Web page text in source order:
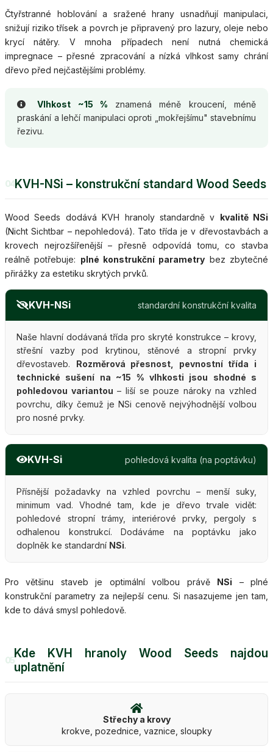
Čtyřstranné hoblování a sražené hrany usnadňují manipulaci,
snižují riziko třísek a povrch je připravený pro lazury, oleje nebo
krycí nátěry. V mnoha případech není nutná chemická
impregnace – přesné zpracování a nízká vlhkost samy chrání
dřevo před nejčastějšími problémy.
Vlhkost ~15 % znamená méně kroucení, méně
praskání a lehčí manipulaci oproti „mokřejšímu" stavebnímu
řezivu.
04KVH-NSi – konstrukční standard Wood Seeds
Wood Seeds dodává KVH hranoly standardně v kvalitě NSi
(Nicht Sichtbar – nepohledová). Tato třída je v dřevostavbách a
krovech nejrozšířenější – přesně odpovídá tomu, co stavba
reálně potřebuje: plné konstrukční parametry bez zbytečné
přirážky za estetiku skrytých prvků.
KVH-NSi standardní konstrukční kvalita
Naše hlavní dodávaná třída pro skryté konstrukce – krovy,
střešní vazby pod krytinou, stěnové a stropní prvky
dřevostaveb. Rozměrová přesnost, pevnostní třída i
technické sušení na ~15 % vlhkosti jsou shodné s
pohledovou variantou – liší se pouze nároky na vzhled
povrchu, díky čemuž je NSi cenově nejvýhodnější volbou
pro nosné prvky.
KVH-Si pohledová kvalita (na poptávku)
Přísnější požadavky na vzhled povrchu – menší suky,
minimum vad. Vhodné tam, kde je dřevo trvale vidět:
pohledové stropní trámy, interiérové prvky, pergoly s
odhalenou konstrukcí. Dodáváme na poptávku jako
doplněk ke standardní NSi.
Pro většinu staveb je optimální volbou právě NSi – plné
konstrukční parametry za nejlepší cenu. Si nasazujeme jen tam,
kde to dává smysl pohledově.
05Kde KVH hranoly Wood Seeds najdou
uplatnění
Střechy a krovy
krokve, pozednice, vaznice, sloupky